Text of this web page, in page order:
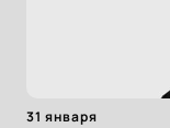
31 января